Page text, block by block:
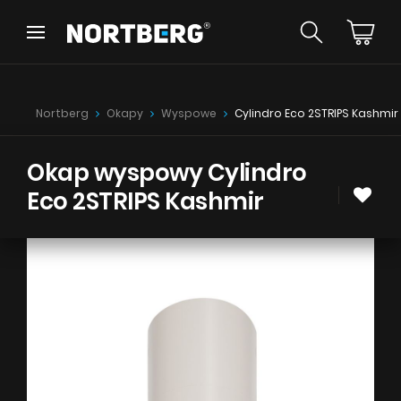
Wróć
Okapy Wyspowe
Okapy Kominowe
Okapy Podszafkowe
Okapy Rustykalne
Okapy Sufitowe
Okapy przyścienne
Wróć
Instrukcje
Nortberg Okapy Wyspowe Cylindro Eco 2STRIPS Kashmir
Okap wyspowy Cylindro
Eco 2STRIPS Kashmir